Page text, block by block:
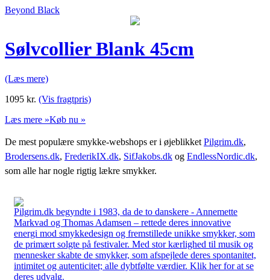
Beyond Black
Sølvcollier Blank 45cm
(Læs mere)
1095 kr. (Vis fragtpris)
Læs mere »Køb nu »
De mest populære smykke-webshops er i øjeblikket Pilgrim.dk,
Brodersens.dk, FrederikIX.dk, SifJakobs.dk og EndlessNordic.dk,
som alle har nogle rigtig lækre smykker.
Pilgrim.dk begyndte i 1983, da de to danskere - Annemette
Markvad og Thomas Adamsen – rettede deres innovative
energi mod smykkedesign og fremstillede unikke smykker, som
de primært solgte på festivaler. Med stor kærlighed til musik og
mennesker skabte de smykker, som afspejlede deres spontanitet,
intimitet og autenticitet; alle dybtfølte værdier. Klik her for at se
deres udvalg.